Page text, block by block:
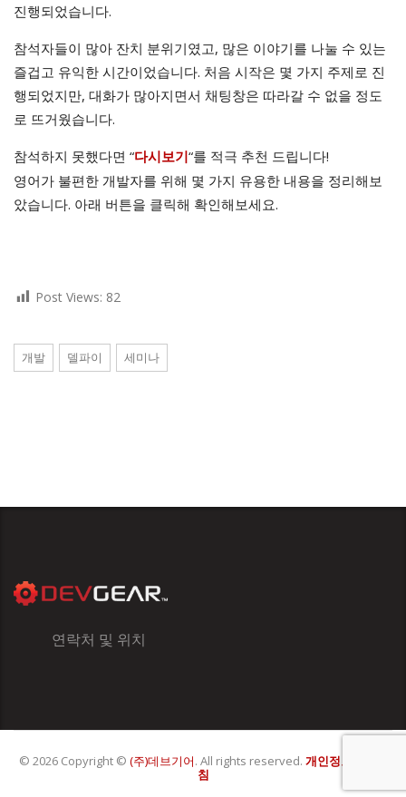
진행되었습니다.
참석자들이 많아 잔치 분위기였고, 많은 이야기를 나눌 수 있는
즐겁고 유익한 시간이었습니다. 처음 시작은 몇 가지 주제로 진
행되었지만, 대화가 많아지면서 채팅창은 따라갈 수 없을 정도
로 뜨거웠습니다.
참석하지 못했다면 “다시보기“를 적극 추천 드립니다!
영어가 불편한 개발자를 위해 몇 가지 유용한 내용을 정리해보
았습니다. 아래 버튼을 클릭해 확인해보세요.
Post Views: 82
개발 델파이 세미나
연락처 및 위치
© 2026 Copyright © (주)데브기어. All rights reserved. 개인정보처리방
침